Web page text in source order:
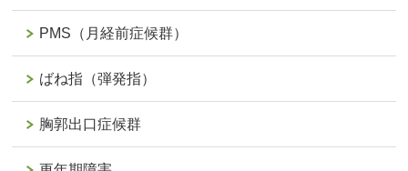
PMS（月経前症候群）
ばね指（弾発指）
胸郭出口症候群